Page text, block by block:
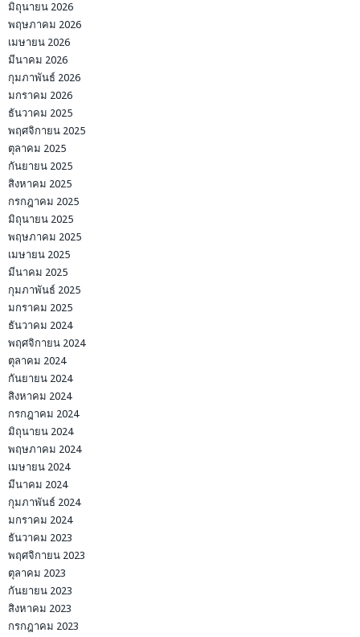
มิถุนายน 2026
พฤษภาคม 2026
เมษายน 2026
มีนาคม 2026
กุมภาพันธ์ 2026
มกราคม 2026
ธันวาคม 2025
พฤศจิกายน 2025
ตุลาคม 2025
กันยายน 2025
สิงหาคม 2025
กรกฎาคม 2025
มิถุนายน 2025
พฤษภาคม 2025
เมษายน 2025
มีนาคม 2025
กุมภาพันธ์ 2025
มกราคม 2025
ธันวาคม 2024
พฤศจิกายน 2024
ตุลาคม 2024
กันยายน 2024
สิงหาคม 2024
กรกฎาคม 2024
มิถุนายน 2024
พฤษภาคม 2024
เมษายน 2024
มีนาคม 2024
กุมภาพันธ์ 2024
มกราคม 2024
ธันวาคม 2023
พฤศจิกายน 2023
ตุลาคม 2023
กันยายน 2023
สิงหาคม 2023
กรกฎาคม 2023